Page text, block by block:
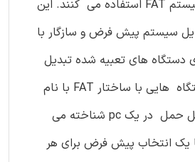
خانگی (pc) از فایل سیستم FAT استفاده می کنند. این
سیستم پیش فرض و سازگار با
دستگاه های تعبیه شده تبدیل
شده است. معمولا دستگاه هایی با ساختار FAT با نام
رسانه ذخیره سازی قابل حمل در یک pc شناخته می
انتخاب پیش فرض برای هر